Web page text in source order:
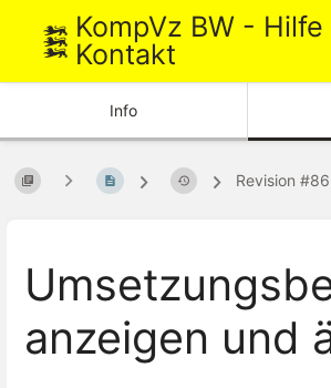
KompVz BW - Hilfe
Kontakt
Info
Revision #86
anzeigen und